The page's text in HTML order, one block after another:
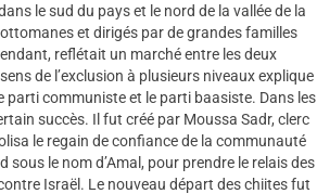
le sud du pays et le nord de la vallée de la
et dirigés par de grandes familles
reflétait un marché entre les deux
de l’exclusion à plusieurs niveaux explique
parti communiste et le parti baasiste. Dans les
succès. Il fut créé par Moussa Sadr, clerc
le regain de confiance de la communauté
le nom d’Amal, pour prendre le relais des
Israël. Le nouveau départ des chiites fut